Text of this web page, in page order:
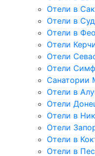
Отели в
Отели в
Отели в
Отели
Отели
Отели
Санатории
Отели в
Отели
Отели в
Отели
Отели в
Отели в